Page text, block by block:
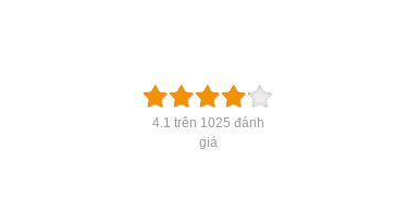
4.1 trên 1025 đánh
giá